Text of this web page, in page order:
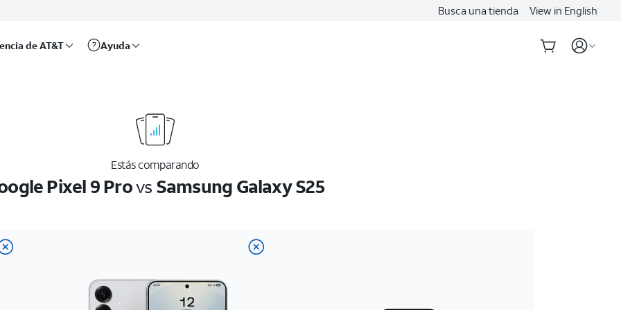
Busca una tienda View in English
de AT&T Ayuda
Estás comparando
Pixel 9 Provs Samsung Galaxy S25